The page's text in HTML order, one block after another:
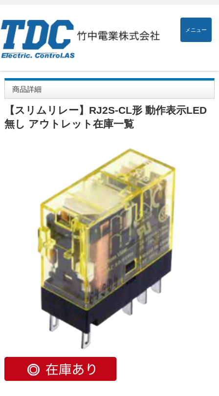
メニュー
商品詳細
【スリムリレー】RJ2S-CL形 動作表示LED
無し アウトレット在庫一覧